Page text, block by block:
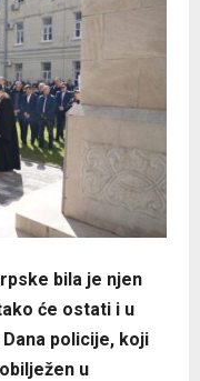
bila je njen
će ostati i u
policije, koji
u